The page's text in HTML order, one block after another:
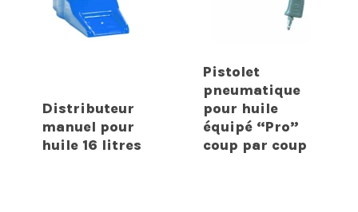
Distributeur
manuel pour
huile 16 litres
Pistolet
pneumatique
pour huile
équipé “Pro”
coup par coup